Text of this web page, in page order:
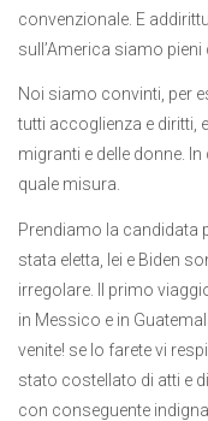
convenzionale. E
sull’America siamo pieni
Noi siamo convinti, per
tutti accoglienza e diritti,
migranti e delle donne.
quale misura.
Prendiamo la candidata
stata eletta, lei e Biden
irregolare. Il primo
in Messico e in
venite! se lo farete vi
stato costellato di atti e
con conseguente